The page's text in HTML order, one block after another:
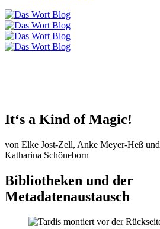
It‘s a Kind of Magic!
von Elke Jost-Zell, Anke Meyer-Heß und
Katharina Schöneborn
Bibliotheken und der
Metadatenaustausch